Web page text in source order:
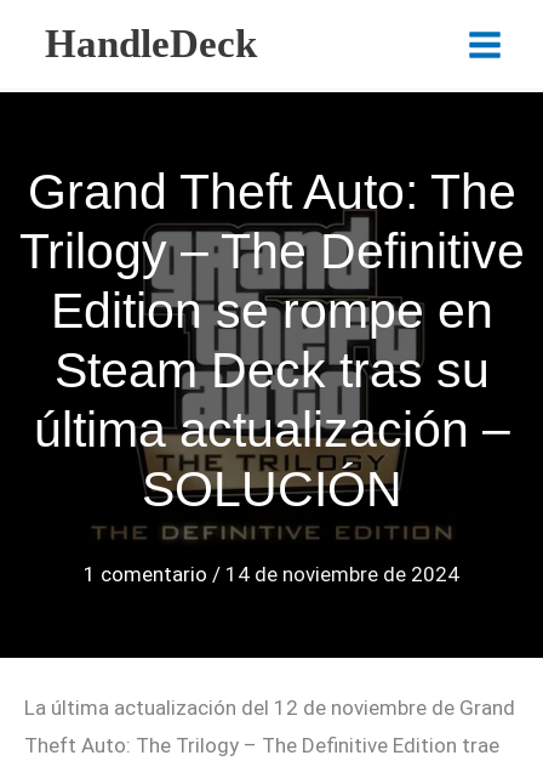
contenido
HandleDeck
Main
Grand Theft Auto: The
Trilogy – The Definitive
Edition se rompe en
Steam Deck tras su
última actualización –
SOLUCIÓN
1 comentario / 14 de noviembre de 2024
La última actualización del 12 de noviembre de Grand
Theft Auto: The Trilogy – The Definitive Edition trae